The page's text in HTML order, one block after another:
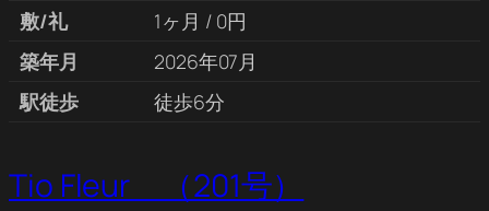
敷/礼
1ヶ月 / 0円
築年月
2026年07月
駅徒歩
徒歩6分
Tio Fleur （201号）